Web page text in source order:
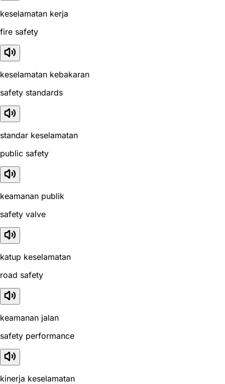
keselamatan kerja
fire safety
keselamatan kebakaran
safety standards
standar keselamatan
public safety
keamanan publik
safety valve
katup keselamatan
road safety
keamanan jalan
safety performance
kinerja keselamatan